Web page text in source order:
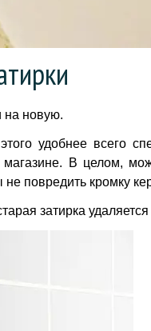
на новую.
удобнее всего
В целом,
повредить кромку
затирка удаляется